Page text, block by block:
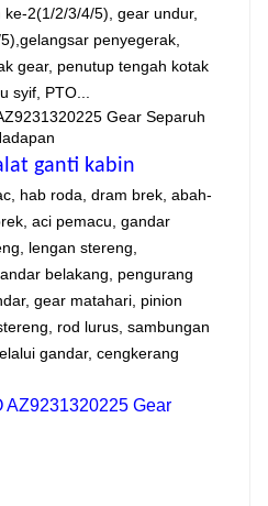
2(1/2/3/4/5), gear undur,
penyegerak,
gear, penutup tengah kotak
syif, PTO...
ganti kabin
hab roda, dram brek, abah-
aci pemacu, gandar
lengan stereng,
belakang, pengurang
gear matahari, pinion
rod lurus, sambungan
gandar, cengkerang